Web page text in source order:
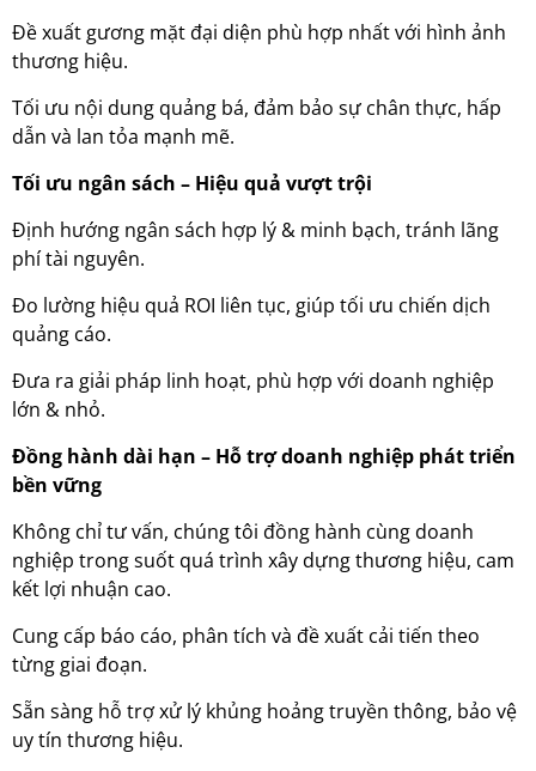
Đề xuất gương mặt đại diện phù hợp nhất với hình ảnh
thương hiệu.
Tối ưu nội dung quảng bá, đảm bảo sự chân thực, hấp
dẫn và lan tỏa mạnh mẽ.
Tối ưu ngân sách – Hiệu quả vượt trội
Định hướng ngân sách hợp lý & minh bạch, tránh lãng
phí tài nguyên.
Đo lường hiệu quả ROI liên tục, giúp tối ưu chiến dịch
quảng cáo.
Đưa ra giải pháp linh hoạt, phù hợp với doanh nghiệp
lớn & nhỏ.
Đồng hành dài hạn – Hỗ trợ doanh nghiệp phát triển
bền vững
Không chỉ tư vấn, chúng tôi đồng hành cùng doanh
nghiệp trong suốt quá trình xây dựng thương hiệu, cam
kết lợi nhuận cao.
Cung cấp báo cáo, phân tích và đề xuất cải tiến theo
từng giai đoạn.
Sẵn sàng hỗ trợ xử lý khủng hoảng truyền thông, bảo vệ
uy tín thương hiệu.